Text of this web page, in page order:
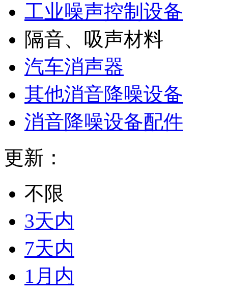
工业噪声控制设备
隔音、吸声材料
汽车消声器
其他消音降噪设备
消音降噪设备配件
更新：
不限
3天内
7天内
1月内